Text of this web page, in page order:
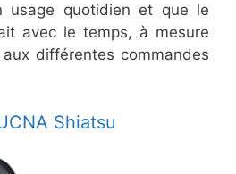
usage quotidien et que le
avec le temps, à mesure
aux différentes commandes
Shiatsu